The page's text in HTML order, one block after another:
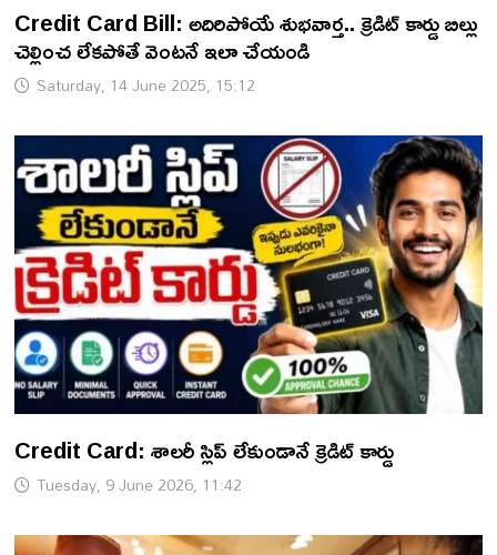
Credit Card Bill: అదిరిపోయే శుభవార్త.. క్రెడిట్ కార్డు బిల్లు
చెల్లించ లేకపోతే వెంటనే ఇలా చేయండి
Saturday, 14 June 2025, 15:12
Credit Card: శాలరీ స్లిప్ లేకుండానే క్రెడిట్ కార్డు
Tuesday, 9 June 2026, 11:42